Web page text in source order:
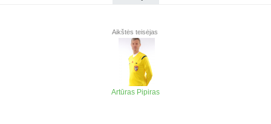
Aikštės teisėjas
Artūras Pipiras